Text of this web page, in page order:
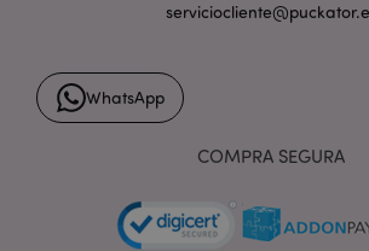
WhatsApp
COMPRA SEGURA
PHPSESSID